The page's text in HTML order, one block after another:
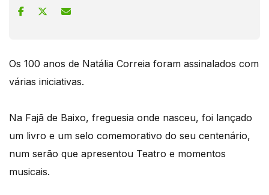
Os 100 anos de Natália Correia foram assinalados com
várias iniciativas.
Na Fajã de Baixo, freguesia onde nasceu, foi lançado
um livro e um selo comemorativo do seu centenário,
num serão que apresentou Teatro e momentos
musicais.